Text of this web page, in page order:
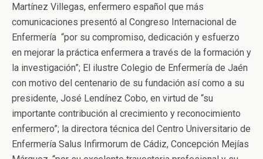
Martínez Villegas, enfermero español que más
comunicaciones presentó al Congreso Internacional de
Enfermería “por su compromiso, dedicación y esfuerzo
en mejorar la práctica enfermera a través de la formación y
la investigación”; El ilustre Colegio de Enfermería de Jaén
con motivo del centenario de su fundación así como a su
presidente, José Lendínez Cobo, en virtud de “su
importante contribución al crecimiento y reconocimiento
enfermero”; la directora técnica del Centro Universitario de
Enfermería Salus Infirmorum de Cádiz, Concepción Mejías